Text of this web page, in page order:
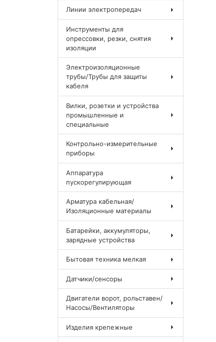
Линии электропередач
Инструменты для
опрессовки, резки, снятия
изоляции
Электроизоляционные
трубы/Трубы для защиты
кабеля
Вилки, розетки и устройства
промышленные и
специальные
Контрольно-измерительные
приборы
Аппаратура
пускорегулирующая
Арматура кабельная/
Изоляционные материалы
Батарейки, аккумуляторы,
зарядные устройства
Бытовая техника мелкая
Датчики/сенсоры
Двигатели ворот, рольставен/
Насосы/Вентиляторы
Изделия крепежные